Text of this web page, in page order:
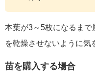
本葉が3～5枚になるまで
を乾燥させないように気
苗を購入する場合